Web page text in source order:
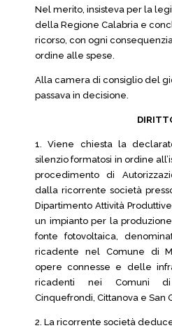
Nel merito, insisteva per la
della Regione Calabria e
ricorso, con ogni
ordine alle spese.
Alla camera di consiglio del
passava in decisione.
1. Viene chiesta la
silenzio formatosi in ordine
procedimento di
dalla ricorrente società
Dipartimento Attività
un impianto per la
fonte fotovoltaica,
ricadente nel Comune di
opere connesse e delle
ricadenti nei Comuni di
Cinquefrondi, Cittanova e San
2. La ricorrente società